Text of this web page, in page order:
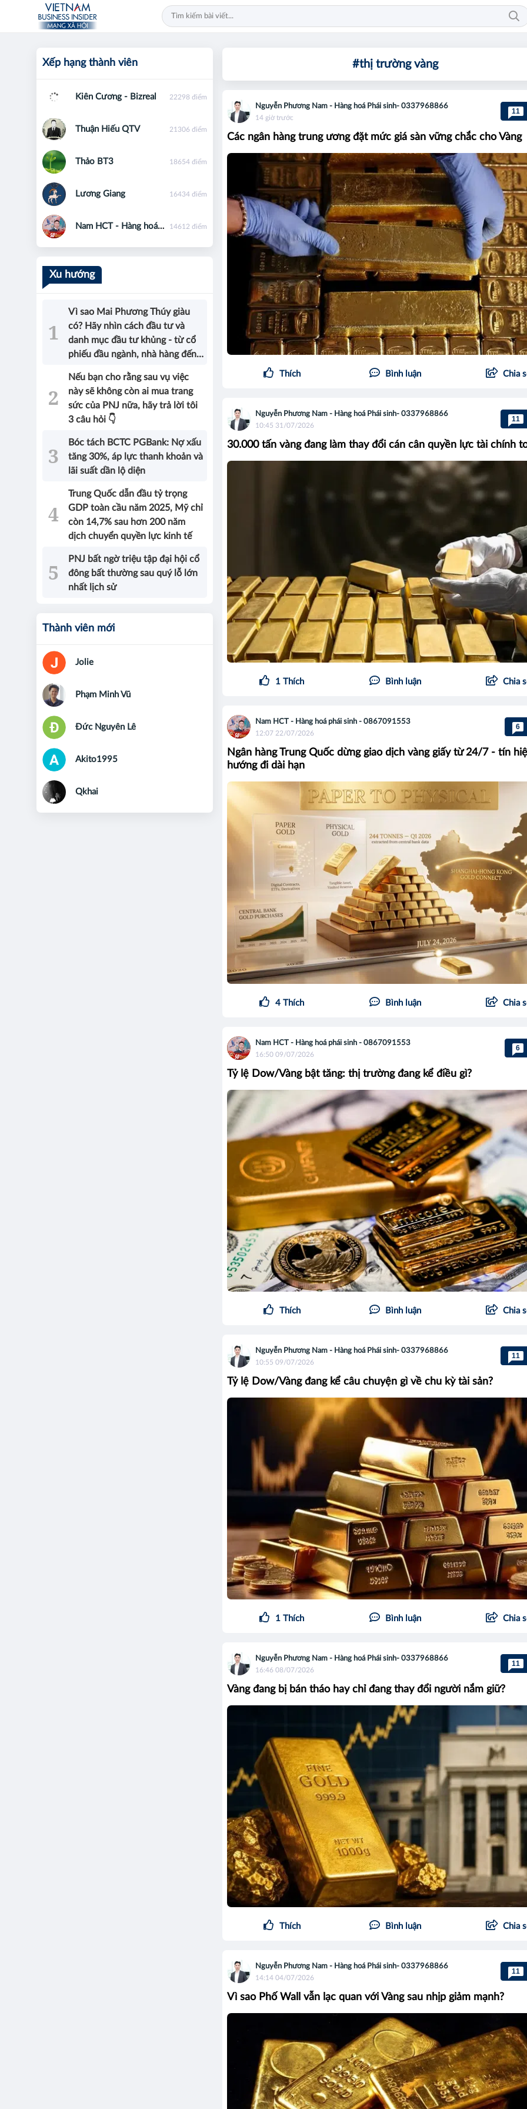
#thị trường vàng
Nguyễn Phương Nam - Hàng hoá Phái sinh- 0337968866
14 giờ trước
11
Các ngân hàng trung ương đặt mức giá sàn vững chắc cho Vàng
Thích Bình luận Chia
Nguyễn Phương Nam - Hàng hoá Phái sinh- 0337968866
10:45 31/07/2026
11
30.000 tấn vàng đang làm thay đổi cán cân quyền lực tài chính
1 Thích Bình luận Chia
Nam HCT - Hàng hoá phái sinh - 0867091553
12:07 22/07/2026
6
Ngân hàng Trung Quốc dừng giao dịch vàng giấy từ 24/7 - tín
hướng đi dài hạn
4 Thích Bình luận Chia
Nam HCT - Hàng hoá phái sinh - 0867091553
16:50 09/07/2026
6
Tỷ lệ Dow/Vàng bật tăng: thị trường đang kể điều gì?
Thích Bình luận Chia
Nguyễn Phương Nam - Hàng hoá Phái sinh- 0337968866
10:55 09/07/2026
11
Tỷ lệ Dow/Vàng đang kể câu chuyện gì về chu kỳ tài sản?
1 Thích Bình luận Chia
Nguyễn Phương Nam - Hàng hoá Phái sinh- 0337968866
16:46 08/07/2026
11
Vàng đang bị bán tháo hay chỉ đang thay đổi người nắm giữ?
Thích Bình luận Chia
Nguyễn Phương Nam - Hàng hoá Phái sinh- 0337968866
14:14 04/07/2026
11
Vì sao Phố Wall vẫn lạc quan với Vàng sau nhịp giảm mạnh?
Xếp hạng thành viên
Kiên Cương - Bizreal 22298 điểm
Thuận Hiếu QTV 21306 điểm
Thảo BT3 18654 điểm
Lương Giang 16434 điểm
Nam HCT - Hàng hoá phái sinh - 0867091553 14612 điểm
Xu hướng
Vì sao Mai Phương Thúy giàu
có? Hãy nhìn cách đầu tư và
danh mục đầu tư khủng - từ cổ
phiếu đầu ngành, nhà hàng đến
được câu trả lời!
Nếu bạn cho rằng sau vụ việc
này sẽ không còn ai mua trang
sức của PNJ nữa, hãy trả lời tôi
3 câu hỏi 👇
Bóc tách BCTC PGBank: Nợ xấu
tăng 30%, áp lực thanh khoản và
lãi suất dần lộ diện
Trung Quốc dẫn đầu tỷ trọng
GDP toàn cầu năm 2025, Mỹ chỉ
còn 14,7% sau hơn 200 năm
dịch chuyển quyền lực kinh tế
PNJ bất ngờ triệu tập đại hội cổ
đông bất thường sau quý lỗ lớn
nhất lịch sử
Thành viên mới
Jolie
Phạm Minh Vũ
Đức Nguyên Lê
Akito1995
Qkhai